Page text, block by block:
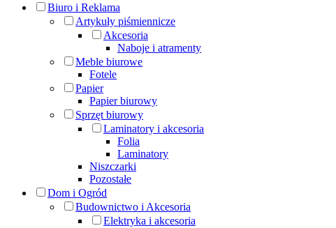
Biuro i Reklama
Artykuły piśmiennicze
Akcesoria
Naboje i atramenty
Meble biurowe
Fotele
Papier
Papier biurowy
Sprzęt biurowy
Laminatory i akcesoria
Folia
Laminatory
Niszczarki
Pozostałe
Dom i Ogród
Budownictwo i Akcesoria
Elektryka i akcesoria